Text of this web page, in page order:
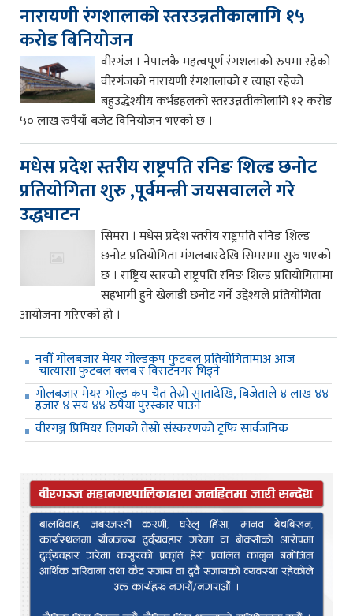
नारायणी रंगशालाको स्तरउन्नतीकालागि १५
करोड बिनियोजन
वीरगंज । नेपालकै महत्वपूर्ण रंगशलाको रुपमा रहेको
वीरगंजको नारायणी रंगशालाको र त्याहा रहेको
बहुउद्धेश्यीय कर्भडहलको स्तरउन्नतीकोलागि १२ करोड
५० लाख रुपैयाँ बजेट विनियोजन भएको छ ।
मधेस प्रदेश स्तरीय राष्ट्रपति रनिङ शिल्ड छनोट
प्रतियोगिता शुरु ,पूर्वमन्त्री जयसवालले गरे
उद्धघाटन
सिमरा । मधेस प्रदेश स्तरीय राष्ट्रपति रनिङ शिल्ड
छनोट प्रतियोगिता मंगलबारदेखि सिमरामा सुरु भएको
छ । राष्ट्रिय स्तरको राष्ट्रपति रनिङ शिल्ड प्रतियोगितामा
सहभागी हुने खेलाडी छनोट गर्ने उद्देश्यले प्रतियोगिता
आयोजना गरिएको हो ।
नवौँ गोलबजार मेयर गोल्डकप फुटबल प्रतियोगितामाअ आज
चात्यासा फुटबल क्लब र विराटनगर भिड्ने
गोलबजार मेयर गोल्ड कप चैत तेस्रो सातादेखि, बिजेताले ४ लाख ४४
हजार ४ सय ४४ रुपैया पुरस्कार पाउने
वीरगञ्ज प्रिमियर लिगको तेस्रो संस्करणको ट्रफि सार्वजनिक